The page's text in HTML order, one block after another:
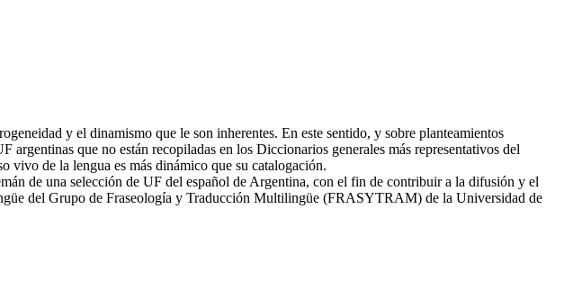
y el dinamismo que le son inherentes. En este sentido, y sobre planteamientos
que no están recopiladas en los Diccionarios generales más representativos del
vivo de la lengua es más dinámico que su catalogación.
de una selección de UF del español de Argentina, con el fin de contribuir a la difusión y el
del Grupo de Fraseología y Traducción Multilingüe (FRASYTRAM) de la Universidad de